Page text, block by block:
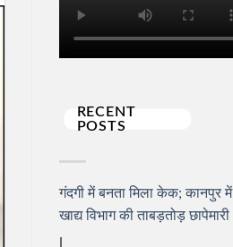
RECENT
POSTS
गंदगी में बनता मिला केक; कानपुर में
खाद्य विभाग की ताबड़तोड़ छापेमारी